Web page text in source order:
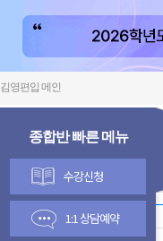
김영편입 메인
종합반 빠른 메뉴
수강신청
1:1 상담예약